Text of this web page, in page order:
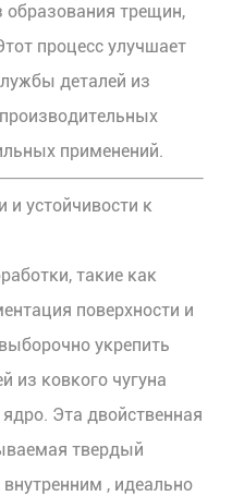
образования трещин,
процесс улучшает
деталей из
применений.
и устойчивости к
такие как
поверхности и
укрепить
из ковкого чугуна
Эта двойственная
твердый
, идеально